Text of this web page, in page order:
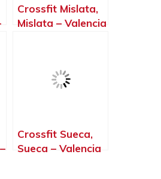
Crossfit Mislata,
Mislata – Valencia
Crossfit Sueca,
Sueca – Valencia